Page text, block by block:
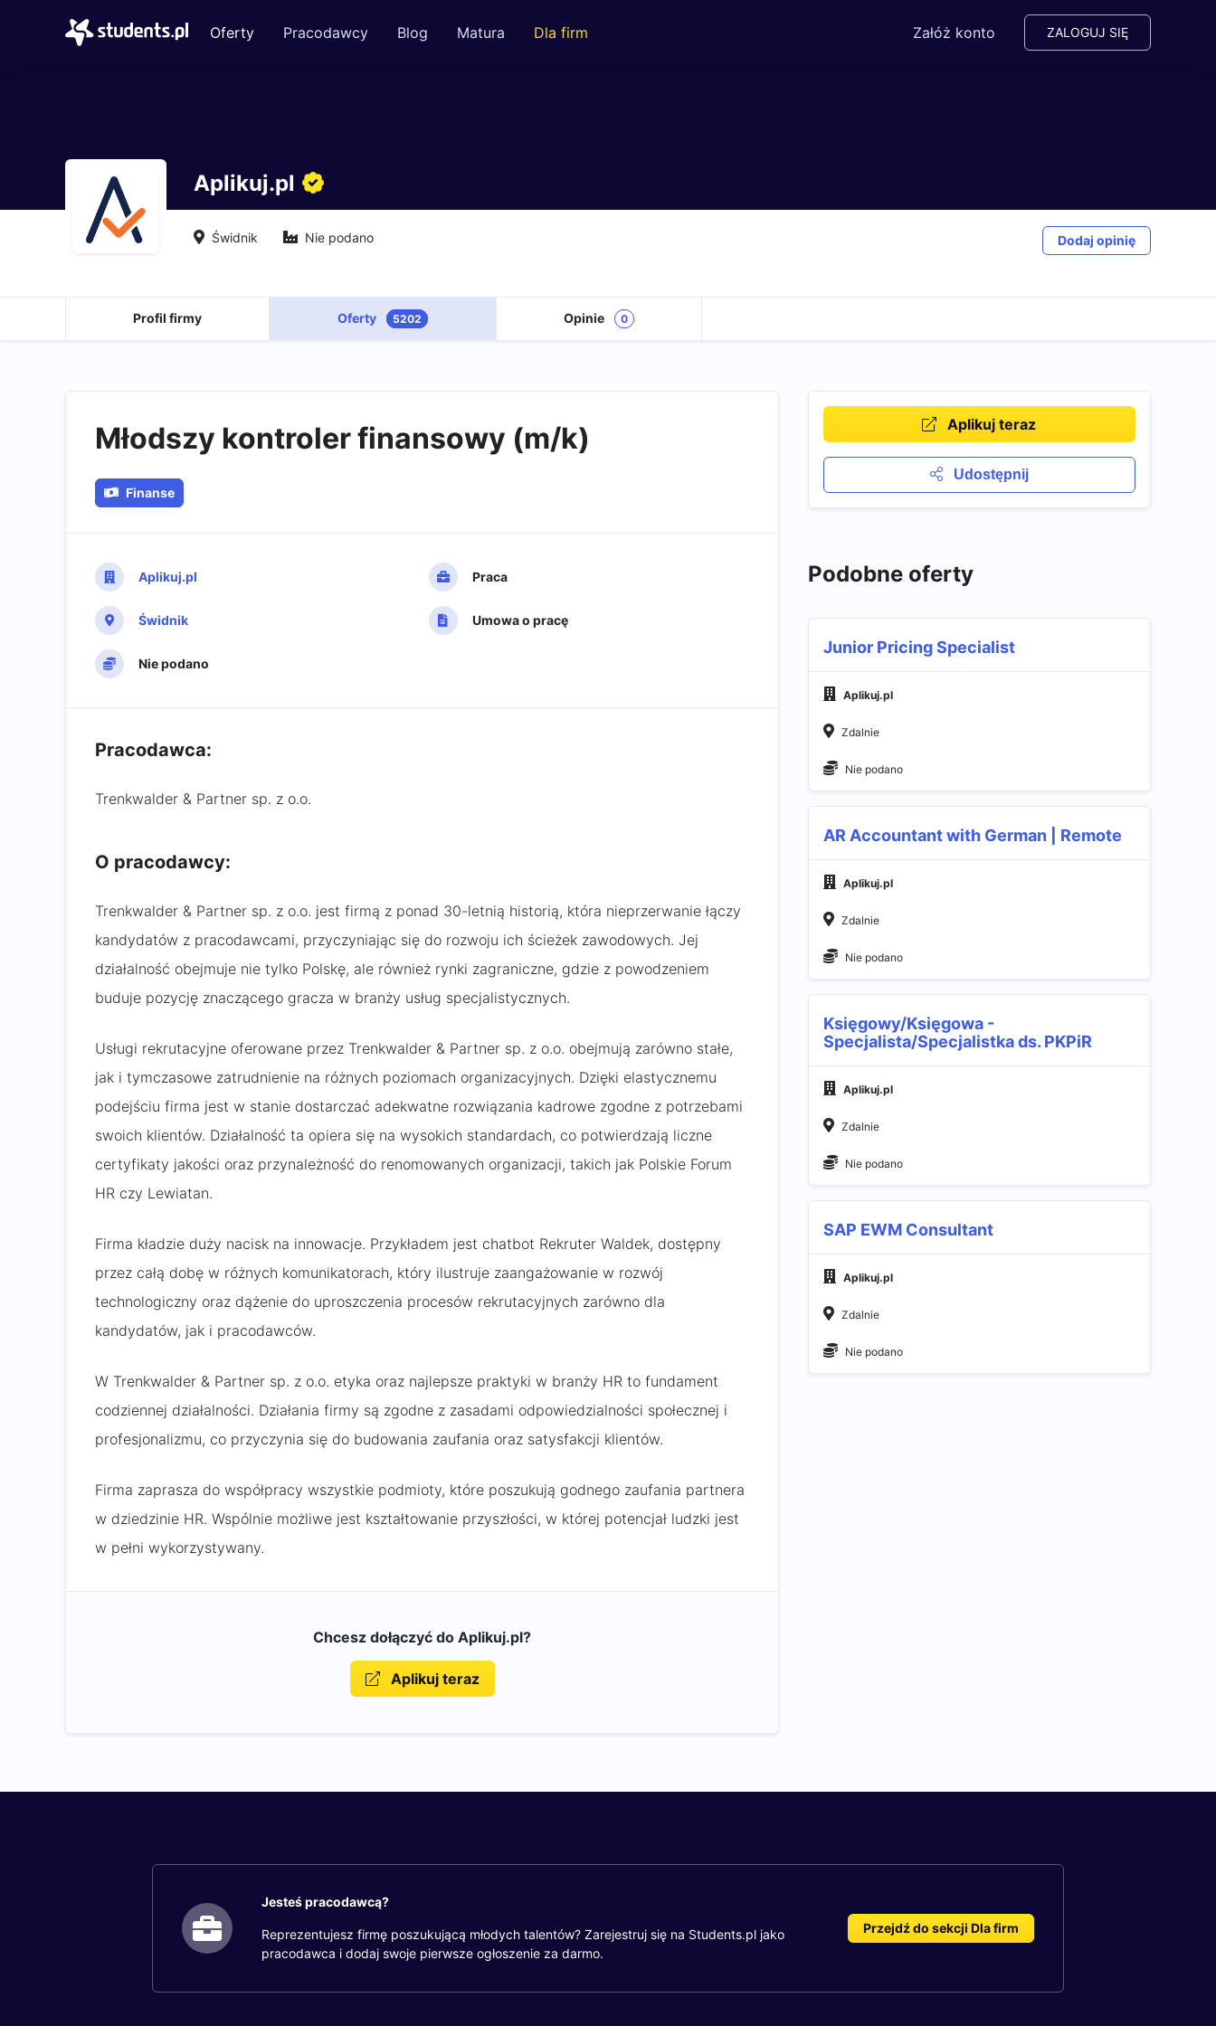
Oferty Pracodawcy Blog Matura Dla firm Załóż konto ZALOGUJ SIĘ
Aplikuj.pl
Świdnik Nie podano Dodaj opinię
Profil firmy Oferty 5202 Opinie 0
Młodszy kontroler finansowy (m/k)
Finanse
Aplikuj.pl
Świdnik
Nie podano
Praca
Umowa o pracę
Pracodawca:
Trenkwalder & Partner sp. z o.o.
O pracodawcy:
Trenkwalder & Partner sp. z o.o. jest firmą z ponad 30-letnią historią, która nieprzerwanie łączy
kandydatów z pracodawcami, przyczyniając się do rozwoju ich ścieżek zawodowych. Jej
działalność obejmuje nie tylko Polskę, ale również rynki zagraniczne, gdzie z powodzeniem
buduje pozycję znaczącego gracza w branży usług specjalistycznych.
Usługi rekrutacyjne oferowane przez Trenkwalder & Partner sp. z o.o. obejmują zarówno stałe,
jak i tymczasowe zatrudnienie na różnych poziomach organizacyjnych. Dzięki elastycznemu
podejściu firma jest w stanie dostarczać adekwatne rozwiązania kadrowe zgodne z potrzebami
swoich klientów. Działalność ta opiera się na wysokich standardach, co potwierdzają liczne
certyfikaty jakości oraz przynależność do renomowanych organizacji, takich jak Polskie Forum
HR czy Lewiatan.
Firma kładzie duży nacisk na innowacje. Przykładem jest chatbot Rekruter Waldek, dostępny
przez całą dobę w różnych komunikatorach, który ilustruje zaangażowanie w rozwój
technologiczny oraz dążenie do uproszczenia procesów rekrutacyjnych zarówno dla
kandydatów, jak i pracodawców.
W Trenkwalder & Partner sp. z o.o. etyka oraz najlepsze praktyki w branży HR to fundament
codziennej działalności. Działania firmy są zgodne z zasadami odpowiedzialności społecznej i
profesjonalizmu, co przyczynia się do budowania zaufania oraz satysfakcji klientów.
Firma zaprasza do współpracy wszystkie podmioty, które poszukują godnego zaufania partnera
w dziedzinie HR. Wspólnie możliwe jest kształtowanie przyszłości, w której potencjał ludzki jest
w pełni wykorzystywany.
Chcesz dołączyć do Aplikuj.pl?
Aplikuj teraz
Aplikuj teraz
Udostępnij
Podobne oferty
Junior Pricing Specialist
Aplikuj.pl
Zdalnie
Nie podano
AR Accountant with German | Remote
Aplikuj.pl
Zdalnie
Nie podano
Księgowy/Księgowa -
Specjalista/Specjalistka ds. PKPiR
Aplikuj.pl
Zdalnie
Nie podano
SAP EWM Consultant
Aplikuj.pl
Zdalnie
Nie podano
Jesteś pracodawcą?
Reprezentujesz firmę poszukującą młodych talentów? Zarejestruj się na Students.pl jako
pracodawca i dodaj swoje pierwsze ogłoszenie za darmo.
Przejdź do sekcji Dla firm